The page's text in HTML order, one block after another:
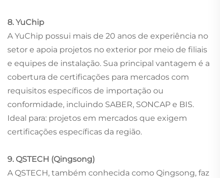
8. YuChip
A YuChip possui mais de 20 anos de experiência no
setor e apoia projetos no exterior por meio de filiais
e equipes de instalação. Sua principal vantagem é a
cobertura de certificações para mercados com
requisitos específicos de importação ou
conformidade, incluindo SABER, SONCAP e BIS.
Ideal para: projetos em mercados que exigem
certificações específicas da região.
9. QSTECH (Qingsong)
A QSTECH, também conhecida como Qingsong, faz